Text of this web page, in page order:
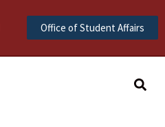
Office of Student Affairs
Search